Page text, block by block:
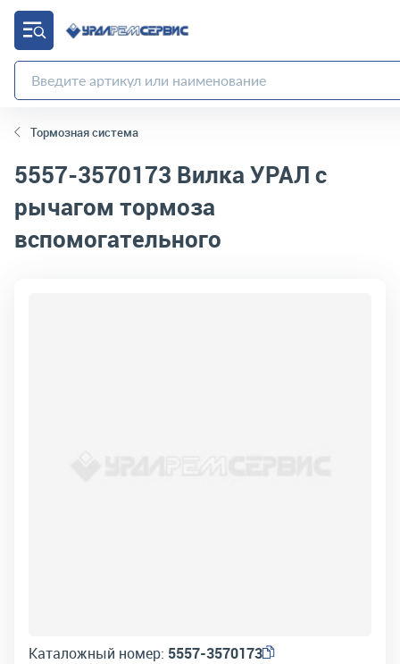
Тормозная система
5557-3570173 Вилка УРАЛ с
рычагом тормоза
вспомогательного
Каталожный номер: 5557-3570173